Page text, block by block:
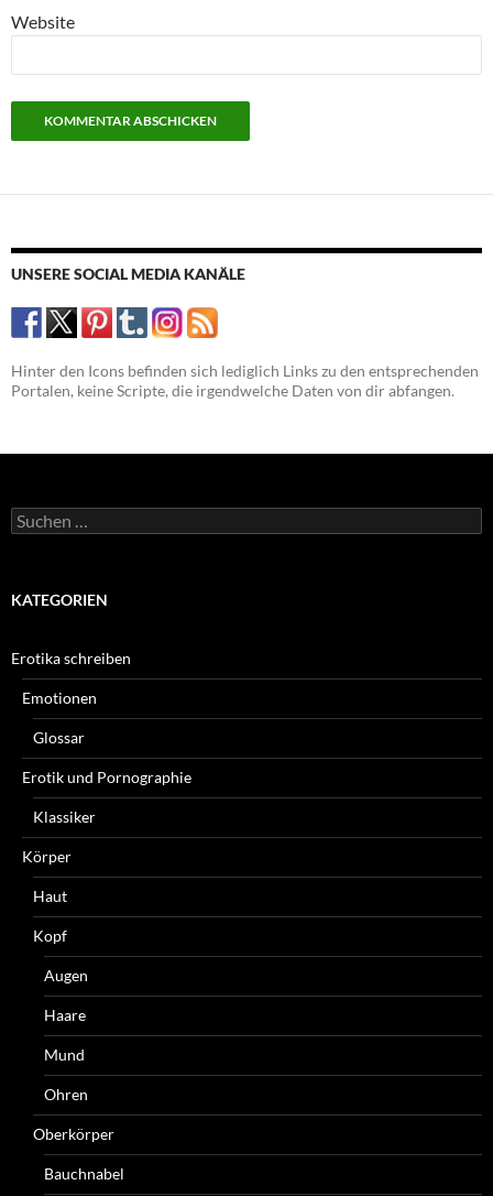
Website
UNSERE SOCIAL MEDIA KANÄLE
Hinter den Icons befinden sich lediglich Links zu den entsprechenden
Portalen, keine Scripte, die irgendwelche Daten von dir abfangen.
Suchen
nach:
KATEGORIEN
Erotika schreiben
Emotionen
Glossar
Erotik und Pornographie
Klassiker
Körper
Haut
Kopf
Augen
Haare
Mund
Ohren
Oberkörper
Bauchnabel